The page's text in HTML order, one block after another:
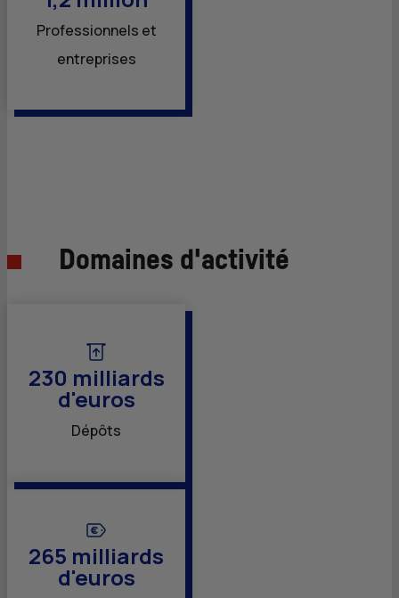
Professionnels et
entreprises
Domaines d'activité
230 milliards
d'euros
Dépôts
265 milliards
d'euros